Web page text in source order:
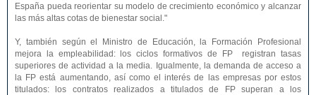
España pueda reorientar su modelo de crecimiento económico y alcanzar
las más altas cotas de bienestar social."
Y, también según el Ministro de Educación, la Formación Profesional
mejora la empleabilidad: los ciclos formativos de FP registran tasas
superiores de actividad a la media. Igualmente, la demanda de acceso a
la FP está aumentando, así como el interés de las empresas por estos
titulados: los contratos realizados a titulados de FP superan a los